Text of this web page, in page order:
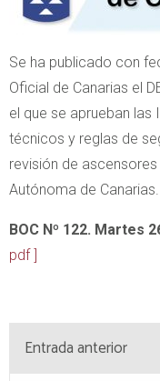
Se ha publicado con
Oficial de Canarias el
el que se aprueban
técnicos y reglas de
revisión de
Autónoma de Canarias.
BOC Nº 122. Martes
pdf ]
Entrada anterior